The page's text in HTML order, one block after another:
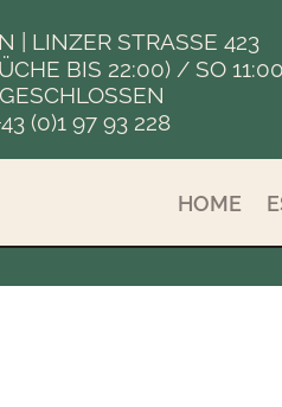
| LINZER STRASSE 423
BIS 22:00) / SO
GESCHLOSSEN
(0)1 97 93 228
HOME